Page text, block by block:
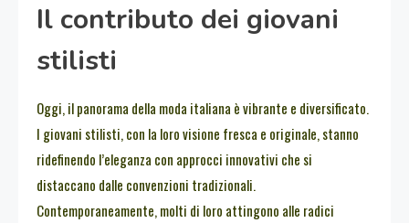
Il contributo dei giovani
stilisti
Oggi, il panorama della moda italiana è vibrante e diversificato.
I giovani stilisti, con la loro visione fresca e originale, stanno
ridefinendo l’eleganza con approcci innovativi che si
distaccano dalle convenzioni tradizionali.
Contemporaneamente, molti di loro attingono alle radici